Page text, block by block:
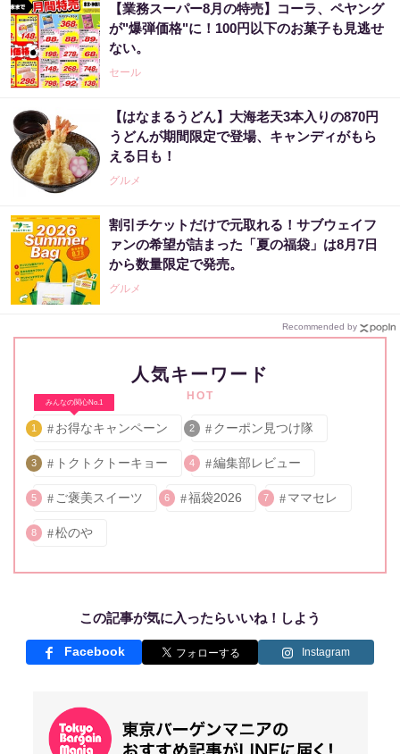
【業務スーパー8月の特売】コーラ、ペヤング
が"爆弾価格"に！100円以下のお菓子も見逃せ
ない。
セール
【はなまるうどん】大海老天3本入りの870円
うどんが期間限定で登場、キャンディがもら
える日も！
グルメ
割引チケットだけで元取れる！サブウェイフ
ァンの希望が詰まった「夏の福袋」は8月7日
から数量限定で発売。
グルメ
Recommended by
人気キーワード
HOT
みんなの関心No.1
1 お得なキャンペーン 2 クーポン見つけ隊
3 トクトクトーキョー 4 編集部レビュー
5 ご褒美スイーツ 6 福袋2026 7 ママセレ
8 松のや
この記事が気に入ったらいいね！しよう
Facebook Instagram